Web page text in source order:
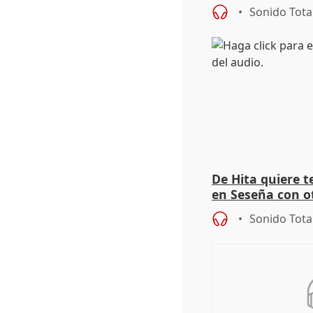
Sonido
De Hita quiere
en Seseña con
Sonido